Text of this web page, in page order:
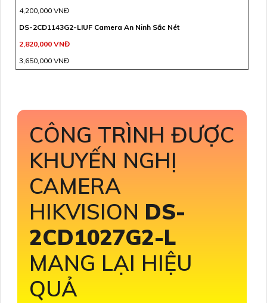
4,200,000 VNĐ
DS-2CD1143G2-LIUF Camera An Ninh Sắc Nét
2,820,000 VNĐ
3,650,000 VNĐ
CÔNG TRÌNH ĐƯỢC
KHUYẾN NGHỊ
CAMERA
HIKVISION DS-
2CD1027G2-L
MANG LẠI HIỆU
QUẢ